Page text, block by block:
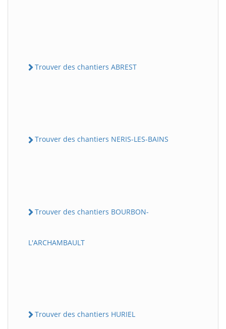
Trouver des chantiers ABREST
Trouver des chantiers NERIS-LES-BAINS
Trouver des chantiers BOURBON-
L'ARCHAMBAULT
Trouver des chantiers HURIEL